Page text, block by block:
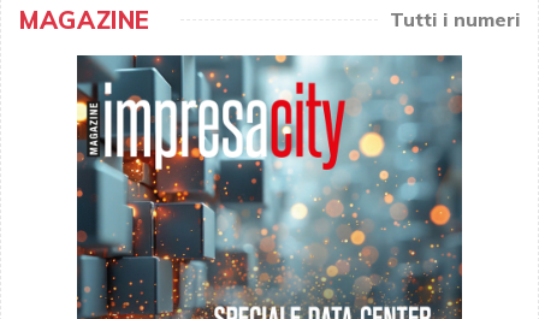
MAGAZINE Tutti i numeri